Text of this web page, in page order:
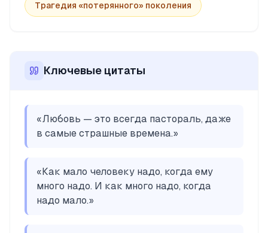
Трагедия «потерянного» поколения
Ключевые цитаты
«Любовь — это всегда пастораль, даже
в самые страшные времена.»
«Как мало человеку надо, когда ему
много надо. И как много надо, когда
надо мало.»